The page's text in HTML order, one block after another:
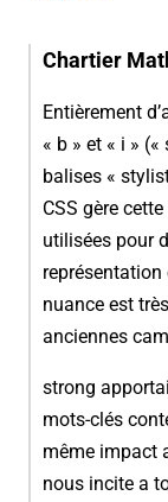
Chartier
Entièrement
« b » et « i »
balises «
CSS gère
utilisées pour
représentation
nuance est
anciennes
strong
mots-clés
même impact
nous incite a